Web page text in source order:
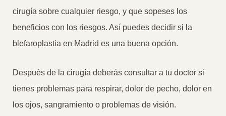
cirugía sobre cualquier riesgo, y que sopeses los
beneficios con los riesgos. Así puedes decidir si la
blefaroplastia en Madrid es una buena opción.
Después de la cirugía deberás consultar a tu doctor si
tienes problemas para respirar, dolor de pecho, dolor en
los ojos, sangramiento o problemas de visión.